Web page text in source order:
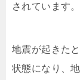
されています。
地震が起きた
状態になり、